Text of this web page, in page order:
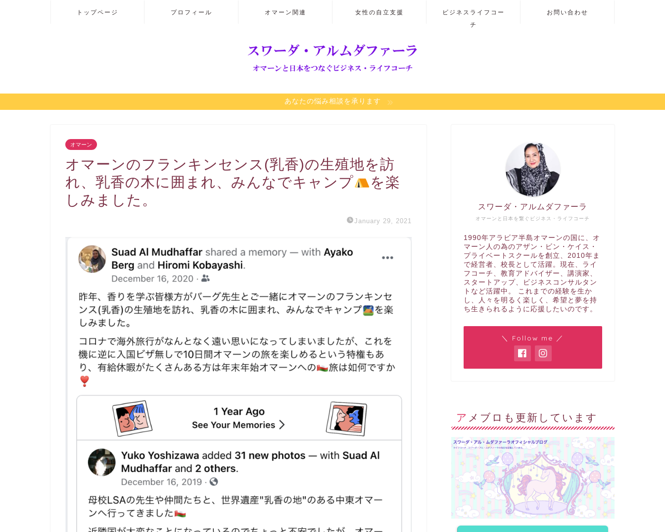
トップページ プロフィール オマーン関連 女性の自立支援
ビジネスライフコー
チ
お問い合わせ
あなたの悩み相談を承ります
オマーン
オマーンのフランキンセンス(乳香)の生殖地を訪
れ、乳香の木に囲まれ、みんなでキャンプ
を楽
しみました。
January 29, 2021 オマーンと日本を繋ぐビジネス・ライフコーチ
スワーダ・アルムダファーラ
1990年アラビア半島オマーンの国に、オ
マーン人の為のアザン・ビン・ケイス・
プライベートスクールを創立、2010年ま
で経営者、校長として活躍。現在、ライ
フコーチ、教育アドバイザー、講演家、
スタートアップ、ビジネスコンサルタン
トなど活躍中。 これまでの経験を生か
し、人々を明るく楽しく、希望と夢を持
ち生きられるように応援したいのです。
＼ Follow me ／
アメブロも更新しています